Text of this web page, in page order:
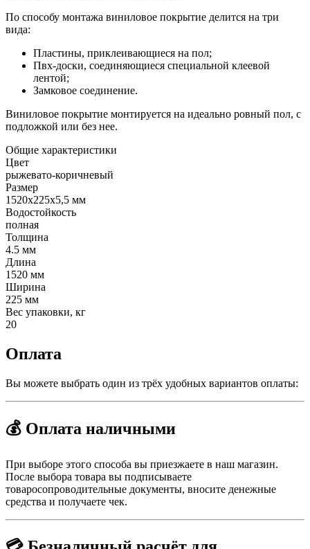
По способу монтажа виниловое покрытие делится на три
вида:
Пластины, приклеивающиеся на пол;
Пвх-доски, соединяющиеся специальной клеевой
лентой;
Замковое соединение.
Виниловое покрытие монтируется на идеально ровный пол, с
подложкой или без нее.
Общие характеристики
Цвет
рыжевато-коричневый
Размер
1520х225х5,5 мм
Водостойкость
полная
Толщина
4.5 мм
Длина
1520 мм
Ширина
225 мм
Вес упаковки, кг
20
Оплата
Вы можете выбрать один из трёх удобных вариантов оплаты:
💰 Оплата наличными
При выборе этого способа вы приезжаете в наш магазин.
После выбора товара вы подписываете
товаросопроводительные документы, вносите денежные
средства и получаете чек.